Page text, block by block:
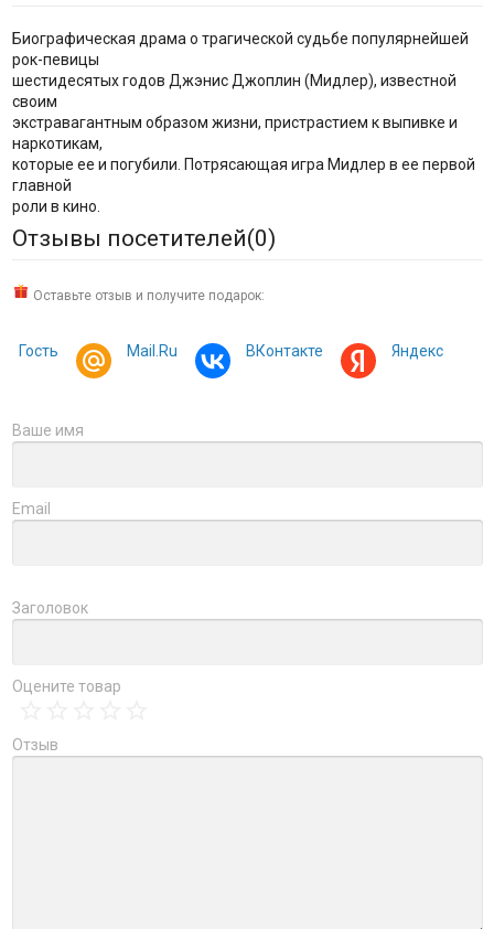
Биографическая драма о трагической судьбе популярнейшей
рок-певицы
шестидесятых годов Джэнис Джоплин (Мидлер), известной
своим
экстравагантным образом жизни, пристрастием к выпивке и
наркотикам,
которые ее и погубили. Потрясающая игра Мидлер в ее первой
главной
роли в кино.
Отзывы посетителей(0)
Оставьте отзыв и получите подарок:
Гость Mail.Ru ВКонтакте Яндекс
Ваше имя
Email
Заголовок
Оцените товар
Отзыв